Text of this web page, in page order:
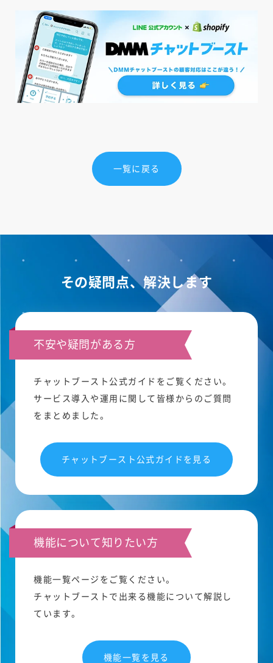
一覧に戻る
その疑問点、解決します
不安や疑問がある方
チャットブースト公式ガイドをご覧ください。
サービス導入や運用に関して皆様からのご質問
をまとめました。
チャットブースト公式ガイドを見る
機能について知りたい方
機能一覧ページをご覧ください。
チャットブーストで出来る機能について解説し
ています。
機能一覧を見る